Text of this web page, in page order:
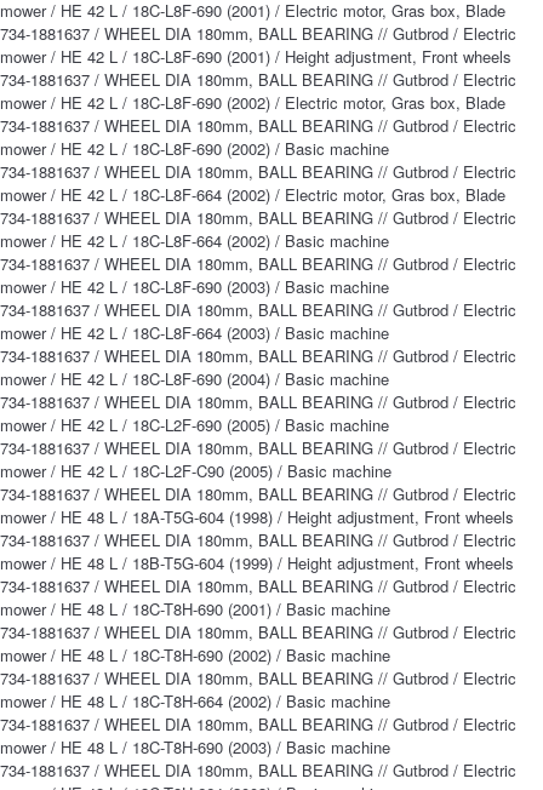
mower / HE 42 L / 18C-L8F-690 (2001) / Electric motor, Gras box, Blade
734-1881637 / WHEEL DIA 180mm, BALL BEARING // Gutbrod / Electric
mower / HE 42 L / 18C-L8F-690 (2001) / Height adjustment, Front wheels
734-1881637 / WHEEL DIA 180mm, BALL BEARING // Gutbrod / Electric
mower / HE 42 L / 18C-L8F-690 (2002) / Electric motor, Gras box, Blade
734-1881637 / WHEEL DIA 180mm, BALL BEARING // Gutbrod / Electric
mower / HE 42 L / 18C-L8F-690 (2002) / Basic machine
734-1881637 / WHEEL DIA 180mm, BALL BEARING // Gutbrod / Electric
mower / HE 42 L / 18C-L8F-664 (2002) / Electric motor, Gras box, Blade
734-1881637 / WHEEL DIA 180mm, BALL BEARING // Gutbrod / Electric
mower / HE 42 L / 18C-L8F-664 (2002) / Basic machine
734-1881637 / WHEEL DIA 180mm, BALL BEARING // Gutbrod / Electric
mower / HE 42 L / 18C-L8F-690 (2003) / Basic machine
734-1881637 / WHEEL DIA 180mm, BALL BEARING // Gutbrod / Electric
mower / HE 42 L / 18C-L8F-664 (2003) / Basic machine
734-1881637 / WHEEL DIA 180mm, BALL BEARING // Gutbrod / Electric
mower / HE 42 L / 18C-L8F-690 (2004) / Basic machine
734-1881637 / WHEEL DIA 180mm, BALL BEARING // Gutbrod / Electric
mower / HE 42 L / 18C-L2F-690 (2005) / Basic machine
734-1881637 / WHEEL DIA 180mm, BALL BEARING // Gutbrod / Electric
mower / HE 42 L / 18C-L2F-C90 (2005) / Basic machine
734-1881637 / WHEEL DIA 180mm, BALL BEARING // Gutbrod / Electric
mower / HE 48 L / 18A-T5G-604 (1998) / Height adjustment, Front wheels
734-1881637 / WHEEL DIA 180mm, BALL BEARING // Gutbrod / Electric
mower / HE 48 L / 18B-T5G-604 (1999) / Height adjustment, Front wheels
734-1881637 / WHEEL DIA 180mm, BALL BEARING // Gutbrod / Electric
mower / HE 48 L / 18C-T8H-690 (2001) / Basic machine
734-1881637 / WHEEL DIA 180mm, BALL BEARING // Gutbrod / Electric
mower / HE 48 L / 18C-T8H-690 (2002) / Basic machine
734-1881637 / WHEEL DIA 180mm, BALL BEARING // Gutbrod / Electric
mower / HE 48 L / 18C-T8H-664 (2002) / Basic machine
734-1881637 / WHEEL DIA 180mm, BALL BEARING // Gutbrod / Electric
mower / HE 48 L / 18C-T8H-690 (2003) / Basic machine
734-1881637 / WHEEL DIA 180mm, BALL BEARING // Gutbrod / Electric